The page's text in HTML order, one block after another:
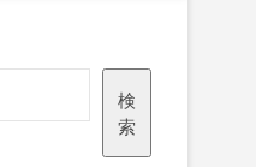
ボ
タ
ン
検
索